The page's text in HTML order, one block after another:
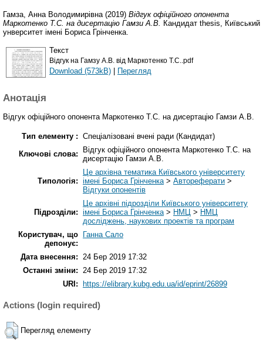
Гамза, Анна Володимирівна (2019) Відгук офіційного опонента
Маркотенко Т.С. на дисертацію Гамзи А.В.
Кандидат thesis, Київський
унверситет імені Бориса Грінченка.
Текст
Відгук на Гамзу А.В. від Маркотенко Т.С..pdf
Download (573kB) | Перегляд
Анотація
Відгук офіційного опонента Маркотенко Т.С. на дисертацію Гамзи А.В.
Тип елементу : Спеціалізовані вчені ради (Кандидат)
Ключові слова:
Відгук офіційного опонента Маркотенко Т.С. на
дисертацію Гамзи А.В.
Типологія:
Це архівна тематика Київського університету
імені Бориса Грінченка> Автореферати >
Відгуки опонентів
Підрозділи:
Це архівні підрозділи Київського університету
імені Бориса Грінченка> НМЦ > НМЦ
досліджень, наукових проектів та програм
Користувач, що
депонує:
Ганна Сало
Дата внесення: 24 Бер 2019 17:32
Останні зміни: 24 Бер 2019 17:32
URI:
https://elibrary.kubg.edu.ua/id/eprint/26899
Actions (login required)
Перегляд елементу